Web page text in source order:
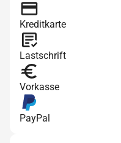
Kreditkarte
Lastschrift
Vorkasse
PayPal